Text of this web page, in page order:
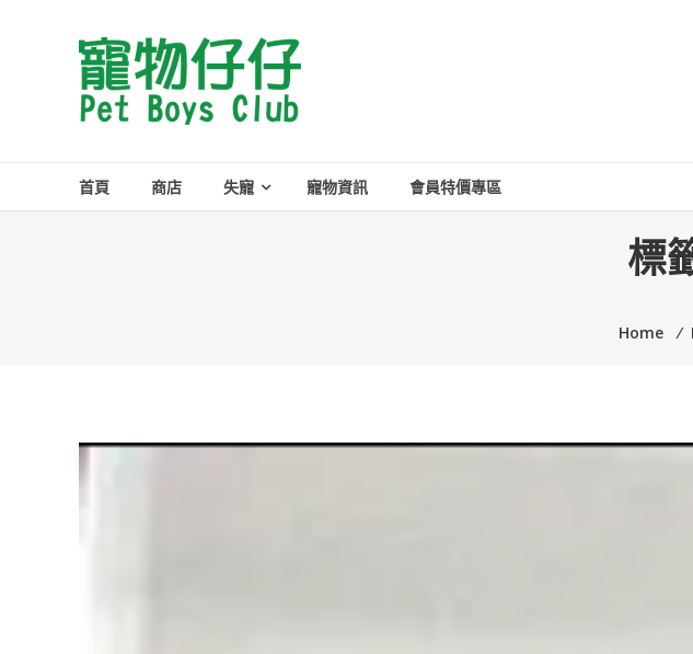
Pet
Boys
Club
首頁 商店 失寵 寵物資訊 會員特價專區
標
Home ⁄